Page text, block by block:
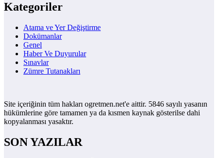
Kategoriler
Atama ve Yer Değiştirme
Dokümanlar
Genel
Haber Ve Duyurular
Sınavlar
Zümre Tutanakları
Site içeriğinin tüm hakları ogretmen.net'e aittir. 5846 sayılı yasanın
hükümlerine göre tamamen ya da kısmen kaynak gösterilse dahi
kopyalanması yasaktır.
SON YAZILAR